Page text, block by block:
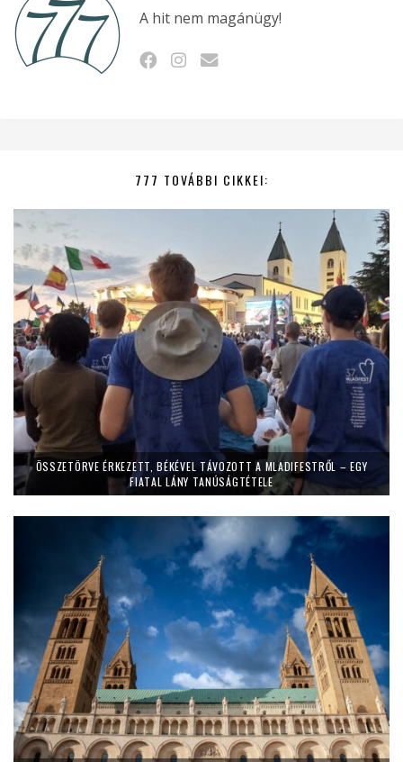
A hit nem magánügy!
777 TOVÁBBI CIKKEI:
ÖSSZETÖRVE ÉRKEZETT, BÉKÉVEL TÁVOZOTT A MLADIFESTRŐL – EGY
FIATAL LÁNY TANÚSÁGTÉTELE